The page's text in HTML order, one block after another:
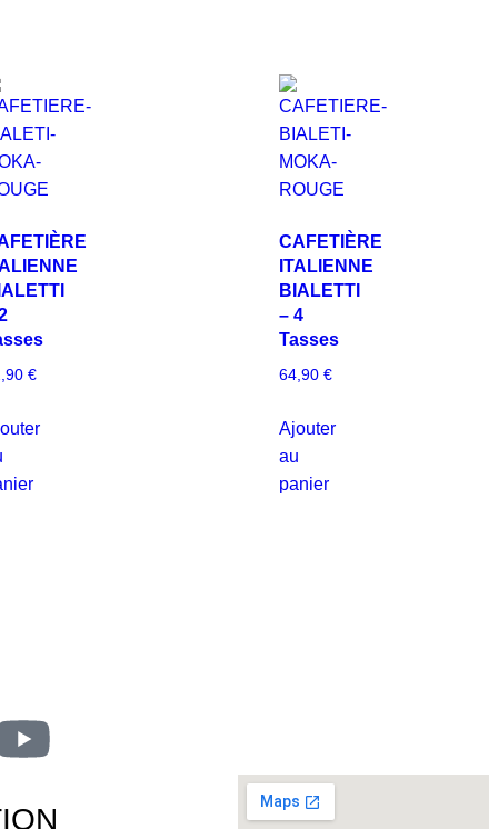
€
CAFETIÈRE
ITALIENNE
BIALETTI
– 4
Tasses
64,90 €
Ajouter
au
panier